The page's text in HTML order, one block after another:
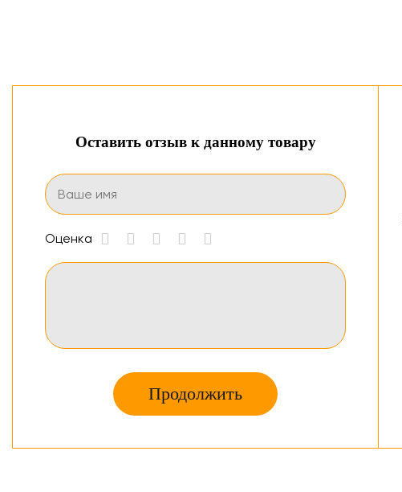
Оставить отзыв к данному товару
Оценка
Продолжить